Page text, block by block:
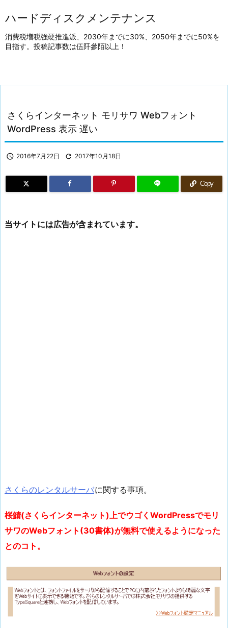
ハードディスクメンテナンス
消費税増税強硬推進派、2030年までに30%、2050年までに50%を
目指す。投稿記事数は伍阡參陌以上！
さくらインターネット モリサワ Webフォント
WordPress 表示 遅い
 2016年7月22日  2017年10月18日
Copy
当サイトには広告が含まれています。
さくらのレンタルサーバに関する事項。
桜鯖(さくらインターネット)上でウゴくWordPressでモリ
サワのWebフォント(30書体)が無料で使えるようになった
とのコト。